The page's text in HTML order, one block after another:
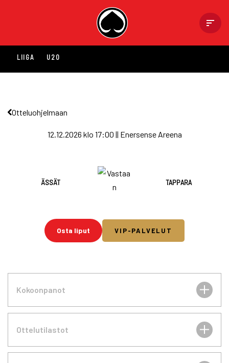
content
LIIGA U20
Otteluohjelmaan
12.12.2026 klo 17:00 || Enersense Areena
ÄSSÄT TAPPARA
Osta liput VIP-PALVELUT
Kokoonpanot
Ottelutilastot